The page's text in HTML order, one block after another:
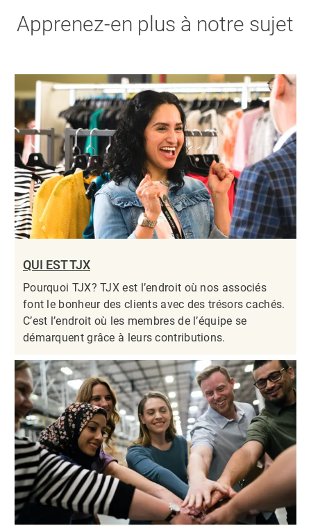
Apprenez-en plus à notre sujet
QUI EST TJX
Pourquoi TJX? TJX est l’endroit où nos associés
font le bonheur des clients avec des trésors cachés.
C’est l’endroit où les membres de l’équipe se
démarquent grâce à leurs contributions.​​​​​​​